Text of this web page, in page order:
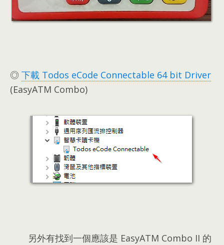
◎ 下載 Todos eCode Connectable 64 bit Driver
(EasyATM Combo)
另外有找到一個應該是 EasyATM Combo II 的